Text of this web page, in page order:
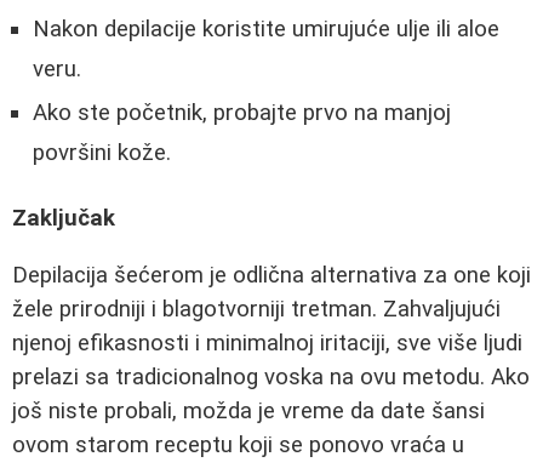
Nakon depilacije koristite umirujuće ulje ili aloe
veru.
Ako ste početnik, probajte prvo na manjoj
površini kože.
Zaključak
Depilacija šećerom je odlična alternativa za one koji
žele prirodniji i blagotvorniji tretman. Zahvaljujući
njenoj efikasnosti i minimalnoj iritaciji, sve više ljudi
prelazi sa tradicionalnog voska na ovu metodu. Ako
još niste probali, možda je vreme da date šansi
ovom starom receptu koji se ponovo vraća u